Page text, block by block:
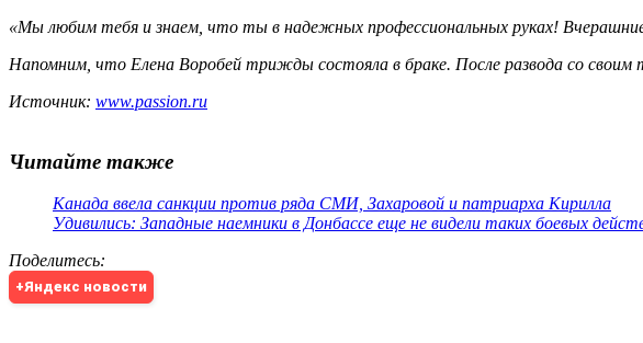
«Мы любим тебя и знаем, что ты в надежных профессиональных руках!
Напомним, что Елена Воробей трижды состояла в браке. После развода со
Источник: www.passion.ru
Читайте также
Канада ввела санкции против ряда СМИ, Захаровой и патриарха Кирилла
Удивились: Западные наемники в Донбассе еще не видели таких боевых
Поделитесь:
+Яндекс новости